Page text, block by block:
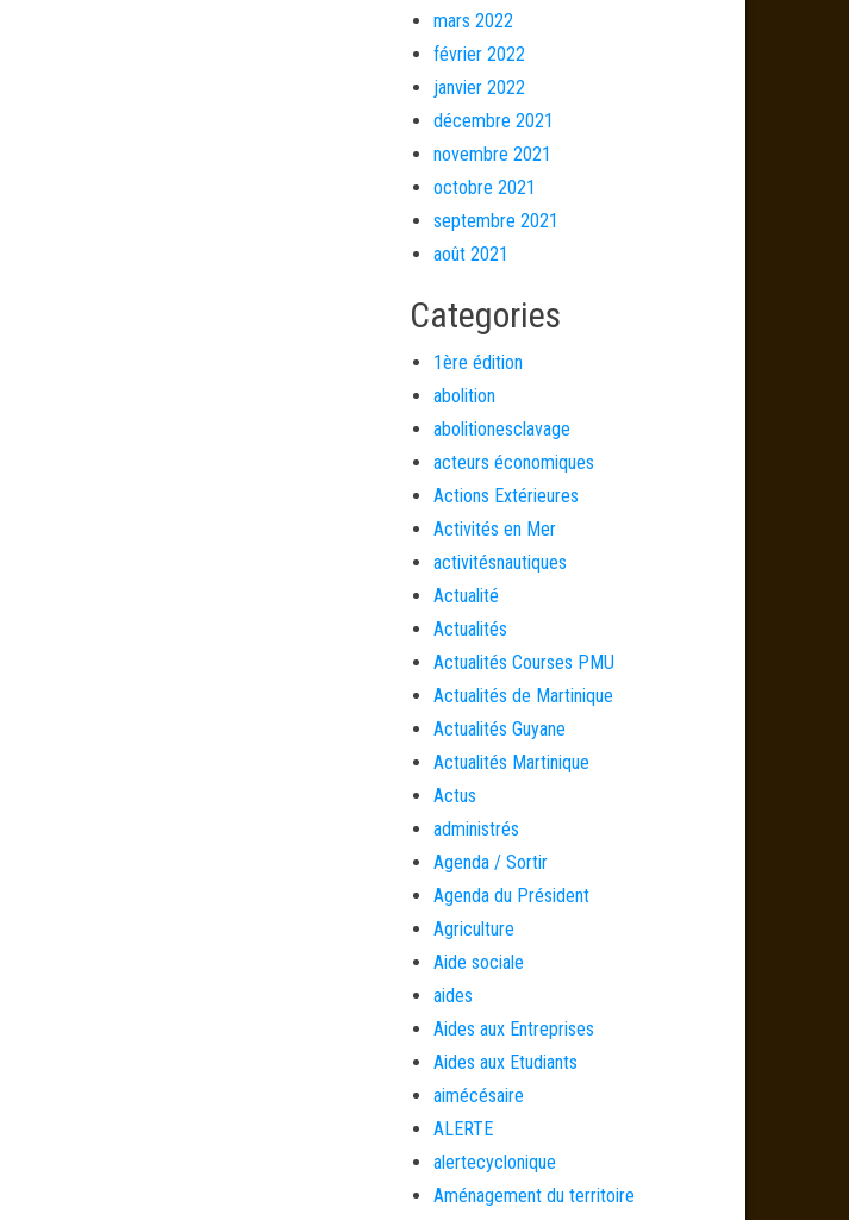
mars 2022
février 2022
janvier 2022
décembre 2021
novembre 2021
octobre 2021
septembre 2021
août 2021
Categories
1ère édition
abolition
abolitionesclavage
acteurs économiques
Actions Extérieures
Activités en Mer
activitésnautiques
Actualité
Actualités
Actualités Courses PMU
Actualités de Martinique
Actualités Guyane
Actualités Martinique
Actus
administrés
Agenda / Sortir
Agenda du Président
Agriculture
Aide sociale
aides
Aides aux Entreprises
Aides aux Etudiants
aimécésaire
ALERTE
alertecyclonique
Aménagement du territoire